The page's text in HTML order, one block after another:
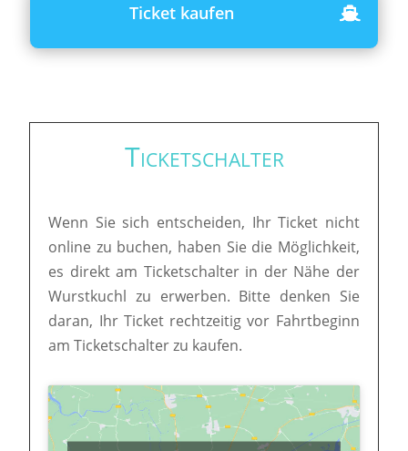
Ticket kaufen
Ticketschalter
Wenn Sie sich entscheiden, Ihr Ticket nicht
online zu buchen, haben Sie die Möglichkeit,
es direkt am Ticketschalter in der Nähe der
Wurstkuchl zu erwerben. Bitte denken Sie
daran, Ihr Ticket rechtzeitig vor Fahrtbeginn
am Ticketschalter zu kaufen.